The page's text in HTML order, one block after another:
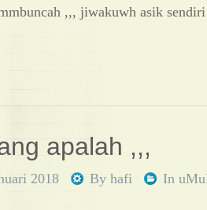
,,, jiwakuwh asik
apalah ,,,
2018 By hafi In